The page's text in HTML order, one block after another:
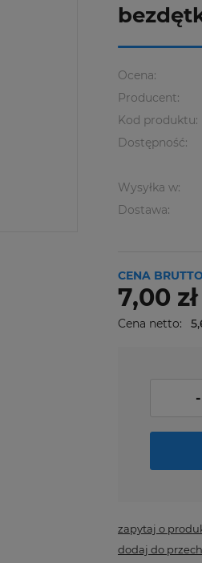
Ocena:
Producent:
Kod produktu:
Dostępność:
Wysyłka w:
Dostawa:
CENA
7,00 zł
Cena netto:
-
zapytaj o
dodaj do